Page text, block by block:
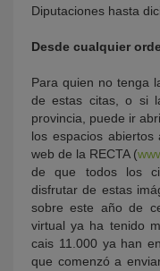
Diputaciones hasta
Desde cualquier
Para quien no tenga
de estas citas, o si
provincia, puede ir
los espacios
web de la RECTA (
de que todos los
disfrutar de estas
sobre este año de
virtual ya ha tenido
cais 11.000 ya han
que comenzó a